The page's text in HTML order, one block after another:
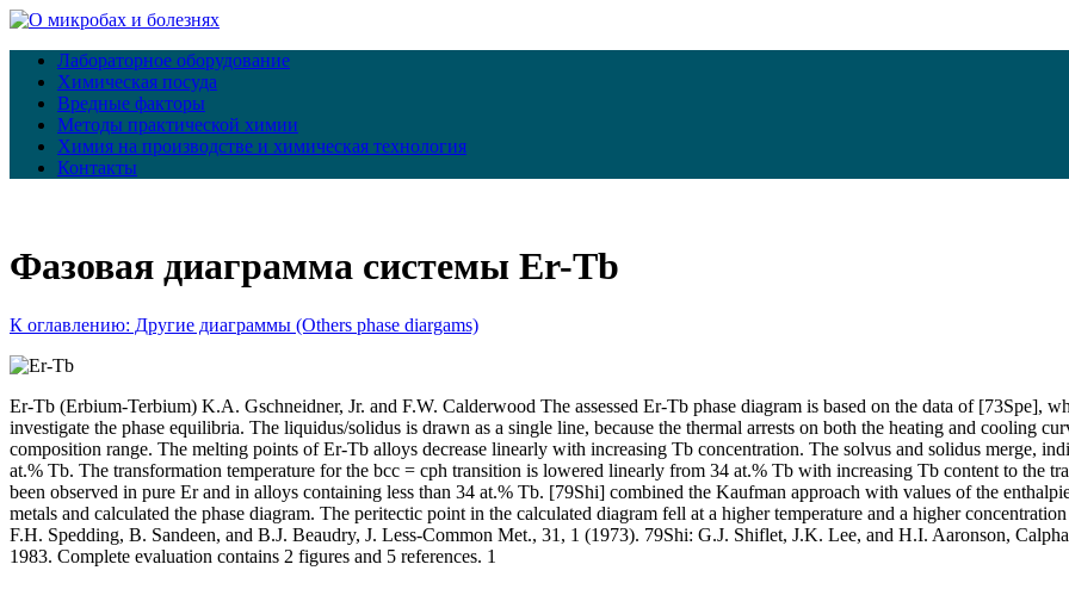
Лабораторное оборудование
Химическая посуда
Вредные факторы
Методы практической химии
Химия на производстве и химическая технология
Контакты
Фазовая диаграмма системы Er-Tb
К оглавлению: Другие диаграммы (Others phase diargams)
Er-Tb (Erbium-Terbium) K.A. Gschneidner, Jr. and F.W. Calderwood The assessed Er-Tb phase diagram is based on the data of [73Spe],
investigate the phase equilibria. The liquidus/solidus is drawn as a single line, because the thermal arrests on both the heating and cooling
composition range. The melting points of Er-Tb alloys decrease linearly with increasing Tb concentration. The solvus and solidus merge,
at.% Tb. The transformation temperature for the bcc = cph transition is lowered linearly from 34 at.% Tb with increasing Tb content to the
been observed in pure Er and in alloys containing less than 34 at.% Tb. [79Shi] combined the Kaufman approach with values of the
metals and calculated the phase diagram. The peritectic point in the calculated diagram fell at a higher temperature and a higher
F.H. Spedding, B. Sandeen, and B.J. Beaudry, J. Less-Common Met., 31, 1 (1973). 79Shi: G.J. Shiflet, J.K. Lee, and H.I. Aaronson,
1983. Complete evaluation contains 2 figures and 5 references. 1